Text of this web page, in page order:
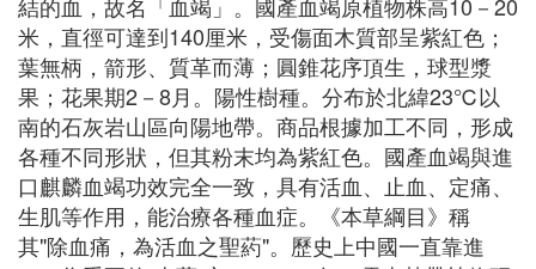
米，直徑可達到140厘米，受傷面木質部呈紫紅色；
葉無柄，箭形、質革而薄；圓錐花序頂生，球型漿
果；花果期2－8月。陽性樹種。分布於北緯23℃以
南的石灰岩山區向陽地帶。商品根據加工不同，形成
各種不同形狀，但其粉末均為紫紅色。國產血竭與進
口麒麟血竭功效完全一致，具有活血、止血、定痛、
生肌等作用，能治療各種血症。《本草綱目》稱
其"除血痛，為活血之聖葯"。歷史上中國一直靠進